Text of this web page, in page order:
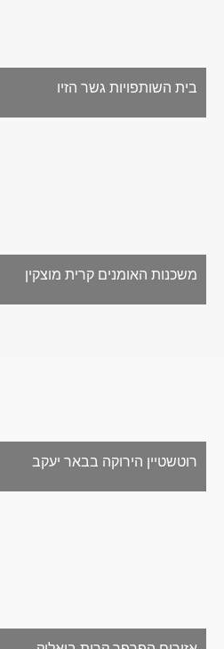
בית השותפויות גשר הזיו
משכנות האומנים קרית מוצקין
רוטשטיין הירוקה בבאר יעקב